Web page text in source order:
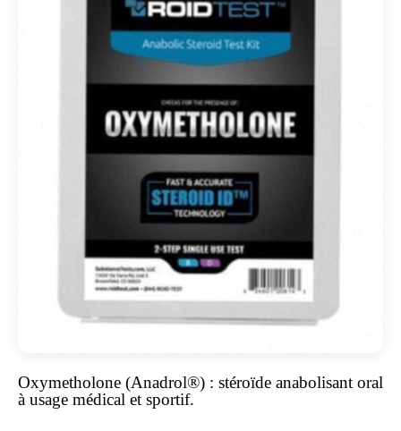
Oxymetholone (Anadrol®) : stéroïde anabolisant oral
à usage médical et sportif.